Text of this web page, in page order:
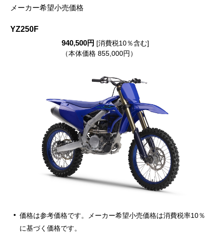
メーカー希望小売価格
YZ250F
940,500円 [消費税10％含む]
（本体価格 855,000円）
価格は参考価格です。メーカー希望小売価格は消費税率10％
に基づく価格です。